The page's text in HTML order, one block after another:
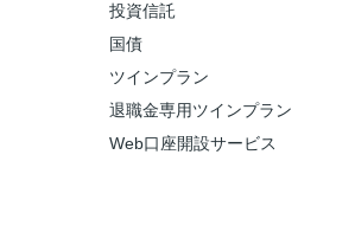
投資信託
国債
ツインプラン
退職金専用ツインプラン
Web口座開設サービス